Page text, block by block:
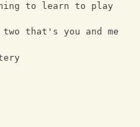
to learn to play
that's you and me